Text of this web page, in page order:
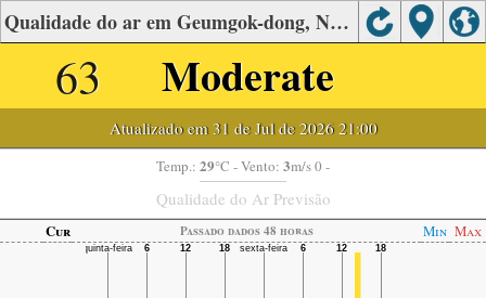
Qualidade do ar em Geumgok-dong, Namnyangju-si, Gyeonggi
63 Moderate
Atualizado em 31 de Jul de 2026 21:00
Temp.: 29°C - Vento: 3m/s 0 -
Qualidade do Ar Previsão
Cur Passado dados 48 horas Min Max